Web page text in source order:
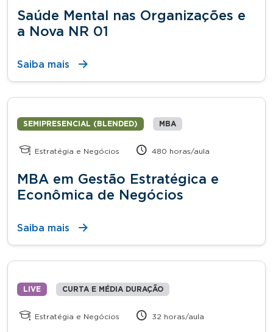
Saúde Mental nas Organizações e
a Nova NR 01
Saiba mais
SEMIPRESENCIAL (BLENDED) MBA
Estratégia e Negócios 480 horas/aula
MBA em Gestão Estratégica e
Econômica de Negócios
Saiba mais
LIVE CURTA E MÉDIA DURAÇÃO
Estratégia e Negócios 32 horas/aula